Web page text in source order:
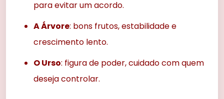
para evitar um acordo.
A Árvore: bons frutos, estabilidade e
crescimento lento.
O Urso: figura de poder, cuidado com quem
deseja controlar.